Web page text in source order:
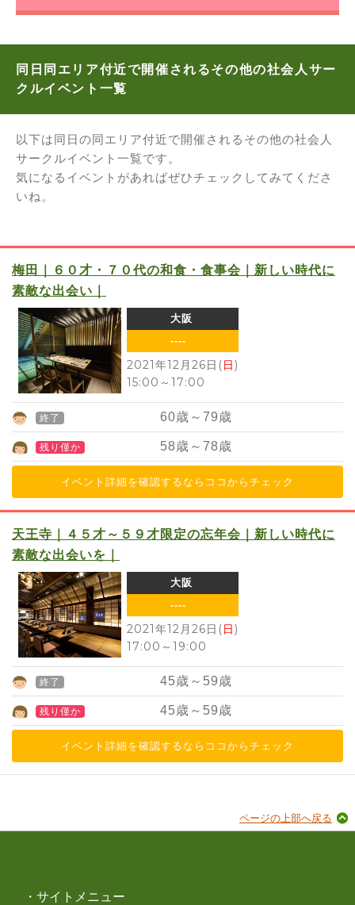
同日同エリア付近で開催されるその他の社会人サー
クルイベント一覧
以下は同日の同エリア付近で開催されるその他の社会人
サークルイベント一覧です。
気になるイベントがあればぜひチェックしてみてくださ
いね。
梅田｜６０才・７０代の和食・食事会｜新しい時代に
素敵な出会い｜
大阪
----
2021年12月26日(日)
15:00 ～ 17:00
終了 60歳～79歳
残り僅か 58歳～78歳
イベント詳細を確認するならココからチェック
天王寺｜４５才～５９才限定の忘年会｜新しい時代に
素敵な出会いを｜
大阪
----
2021年12月26日(日)
17:00 ～ 19:00
終了 45歳～ 59歳
残り僅か 45歳～ 59歳
イベント詳細を確認するならココからチェック
ページの上部へ戻る
・サイトメニュー